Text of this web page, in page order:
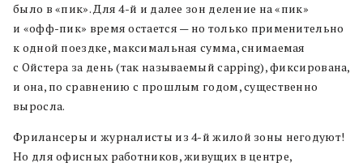
было в «пик». Для 4-й и далее зон деление на «пик»
и «офф-пик» время остается — но только применительно
к одной поездке, максимальная сумма, снимаемая
с Ойстера за день (так называемый capping), фиксирована,
и она, по сравнению с прошлым годом, существенно
выросла.
Фрилансеры и журналисты из 4-й жилой зоны негодуют!
Но для офисных работников, живущих в центре,